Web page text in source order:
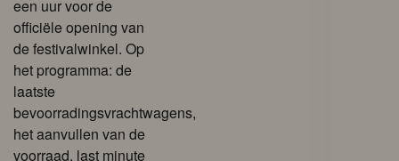
een uur voor de
officiële opening van
de festivalwinkel. Op
het programma: de
laatste
bevoorradingsvrachtwagens,
het aanvullen van de
voorraad, last minute